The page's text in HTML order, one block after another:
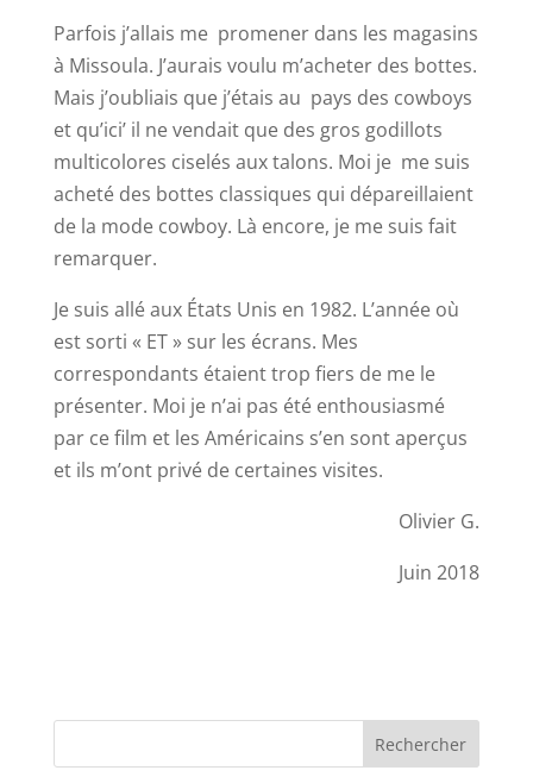
Parfois j’allais me promener dans les magasins
à Missoula. J’aurais voulu m’acheter des bottes.
Mais j’oubliais que j’étais au pays des cowboys
et qu’ici’ il ne vendait que des gros godillots
multicolores ciselés aux talons. Moi je me suis
acheté des bottes classiques qui dépareillaient
de la mode cowboy. Là encore, je me suis fait
remarquer.
Je suis allé aux États Unis en 1982. L’année où
est sorti « ET » sur les écrans. Mes
correspondants étaient trop fiers de me le
présenter. Moi je n’ai pas été enthousiasmé
par ce film et les Américains s’en sont aperçus
et ils m’ont privé de certaines visites.
Olivier G.
Juin 2018
Rechercher